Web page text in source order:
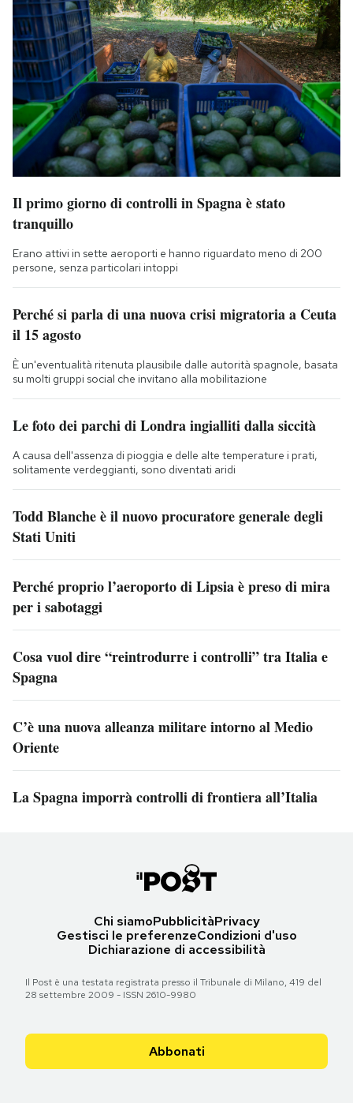
Il primo giorno di controlli in Spagna è stato
tranquillo
Erano attivi in sette aeroporti e hanno riguardato meno di 200
persone, senza particolari intoppi
Perché si parla di una nuova crisi migratoria a Ceuta
il 15 agosto
È un'eventualità ritenuta plausibile dalle autorità spagnole, basata
su molti gruppi social che invitano alla mobilitazione
Le foto dei parchi di Londra ingialliti dalla siccità
A causa dell'assenza di pioggia e delle alte temperature i prati,
solitamente verdeggianti, sono diventati aridi
Todd Blanche è il nuovo procuratore generale degli
Stati Uniti
Perché proprio l’aeroporto di Lipsia è preso di mira
per i sabotaggi
Cosa vuol dire “reintrodurre i controlli” tra Italia e
Spagna
C’è una nuova alleanza militare intorno al Medio
Oriente
La Spagna imporrà controlli di frontiera all’Italia
Chi siamoPubblicitàPrivacy
Gestisci le preferenzeCondizioni d'uso
Dichiarazione di accessibilità
Il Post è una testata registrata presso il Tribunale di Milano, 419 del
28 settembre 2009 - ISSN 2610-9980
Abbonati